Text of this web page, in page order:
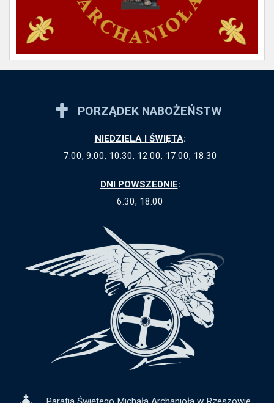
PORZĄDEK NABOŻEŃSTW
NIEDZIELA I ŚWIĘTA:
7:00, 9:00, 10:30, 12:00, 17:00, 18:30
DNI POWSZEDNIE:
6:30, 18:00